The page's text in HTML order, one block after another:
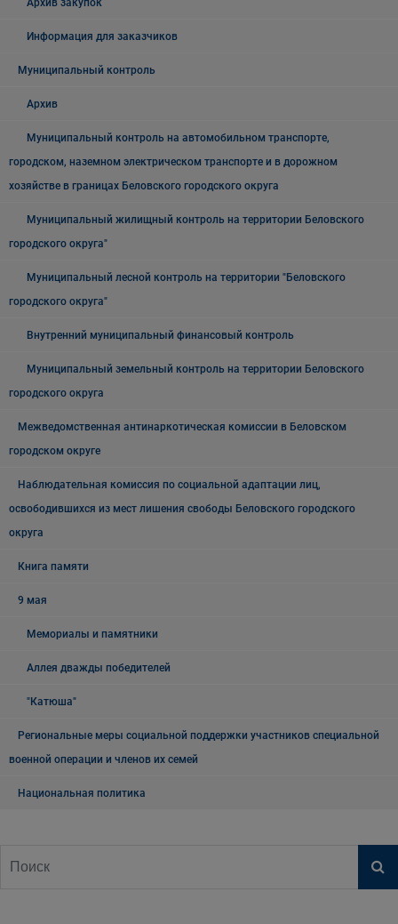
Архив закупок
Информация для заказчиков
Муниципальный контроль
Архив
Муниципальный контроль на автомобильном транспорте,
городском, наземном электрическом транспорте и в дорожном
хозяйстве в границах Беловского городского округа
Муниципальный жилищный контроль на территории Беловского
городского округа"
Муниципальный лесной контроль на территории "Беловского
городского округа"
Внутренний муниципальный финансовый контроль
Муниципальный земельный контроль на территории Беловского
городского округа
Межведомственная антинаркотическая комиссии в Беловском
городском округе
Наблюдательная комиссия по социальной адаптации лиц,
освободившихся из мест лишения свободы Беловского городского
округа
Книга памяти
9 мая
Мемориалы и памятники
Аллея дважды победителей
"Катюша"
Региональные меры социальной поддержки участников специальной
военной операции и членов их семей
Национальная политика